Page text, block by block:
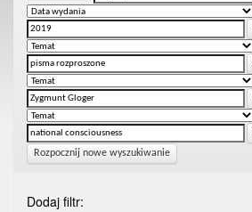
Rozpocznij nowe wyszukiwanie
Dodaj filtr: